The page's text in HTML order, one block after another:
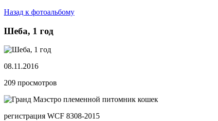
Назад к фотоальбому
Шеба, 1 год
08.11.2016
209 просмотров
племенной питомник кошек
регистрация WCF 8308-2015